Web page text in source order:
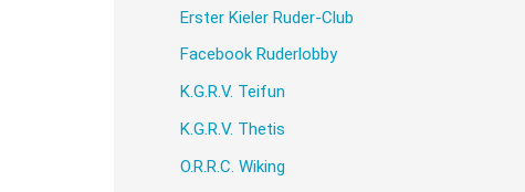
Erster Kieler Ruder-Club
Facebook Ruderlobby
K.G.R.V. Teifun
K.G.R.V. Thetis
O.R.R.C. Wiking